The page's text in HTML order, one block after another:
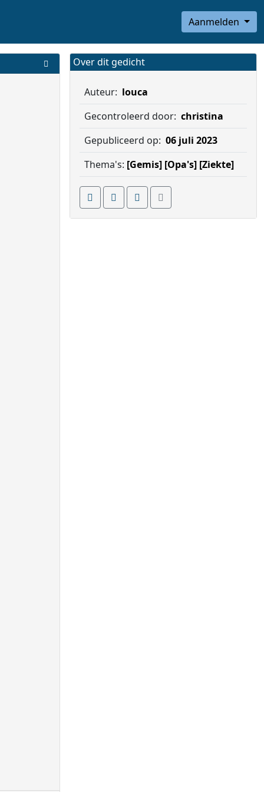
Aanmelden
Over dit gedicht
Auteur: louca
Gecontroleerd door: christina
Gepubliceerd op: 06 juli 2023
Thema's: [Gemis] [Opa's] [Ziekte]